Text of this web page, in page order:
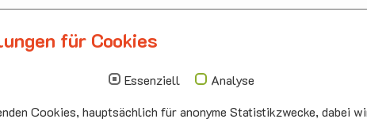
Hallbergmoos
Hallbergmoos
Sonntag
für Cookies
Essenziell
Analyse
Cookies, hauptsächlich für anonyme Statistikzwecke, dabei